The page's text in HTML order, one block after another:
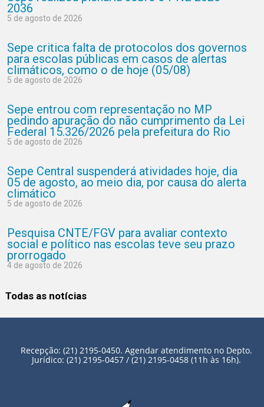
2036
5 de agosto de 2026
Sepe critica falta de protocolos dos governos
para escolas públicas em casos de alertas
climáticos, como o de hoje (05/08)
5 de agosto de 2026
Sepe entrou com representação no MP
pedindo apuração do não cumprimento da Lei
Federal 15.326/2026 pela prefeitura do Rio
5 de agosto de 2026
Sepe Central suspenderá atividades hoje, dia
05 de agosto, ao meio dia, por causa do alerta
climático
5 de agosto de 2026
Pesquisa CNTE/FGV para avaliar contexto
social e político nas escolas teve seu prazo
prorrogado
4 de agosto de 2026
Todas as notícias
Recepção: (21) 2195-0450. Agendar atendimento no Depto.
Jurídico: (21) 2195-0457 / (21) 2195-0458 (11h às 16h).